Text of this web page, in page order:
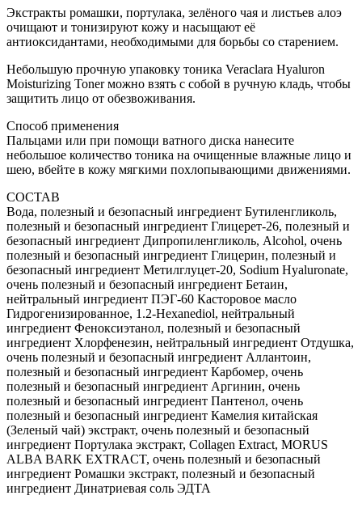
Экстракты ромашки, портулака, зелёного чая и листьев алоэ
очищают и тонизируют кожу и насыщают её
антиоксидантами, необходимыми для борьбы со старением.
Небольшую прочную упаковку тоника Veraclara Hyaluron
Moisturizing Toner можно взять с собой в ручную кладь, чтобы
защитить лицо от обезвоживания.
Способ применения
Пальцами или при помощи ватного диска нанесите
небольшое количество тоника на очищенные влажные лицо и
шею, вбейте в кожу мягкими похлопывающими движениями.
СОСТАВ
Вода, полезный и безопасный ингредиент Бутиленгликоль,
полезный и безопасный ингредиент Глицерет-26, полезный и
безопасный ингредиент Дипропиленгликоль, Alcohol, очень
полезный и безопасный ингредиент Глицерин, полезный и
безопасный ингредиент Метилглуцет-20, Sodium Hyaluronate,
очень полезный и безопасный ингредиент Бетаин,
нейтральный ингредиент ПЭГ-60 Касторовое масло
Гидрогенизированное, 1.2-Hexanediol, нейтральный
ингредиент Феноксиэтанол, полезный и безопасный
ингредиент Хлорфенезин, нейтральный ингредиент Отдушка,
очень полезный и безопасный ингредиент Аллантоин,
полезный и безопасный ингредиент Карбомер, очень
полезный и безопасный ингредиент Аргинин, очень
полезный и безопасный ингредиент Пантенол, очень
полезный и безопасный ингредиент Камелия китайская
(Зеленый чай) экстракт, очень полезный и безопасный
ингредиент Портулака экстракт, Collagen Extract, MORUS
ALBA BARK EXTRACT, очень полезный и безопасный
ингредиент Ромашки экстракт, полезный и безопасный
ингредиент Динатриевая соль ЭДТА